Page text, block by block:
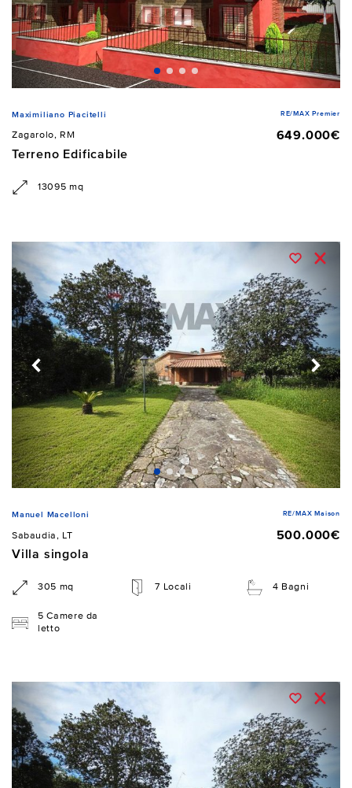
Maximiliano Piacitelli RE/MAX Premier
Zagarolo, RM
649.000€
Terreno Edificabile
13095 mq
Manuel Macelloni RE/MAX Maison
Sabaudia, LT
500.000€
Villa singola
305 mq 7 Locali 4 Bagni
5 Camere da
letto